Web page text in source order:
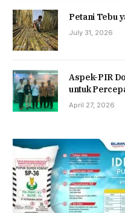
Petani Tebu
July 31, 2026
Aspek-PIR
untuk
April 27, 2026